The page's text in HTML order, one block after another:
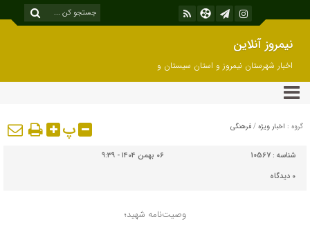
نیمروز آنلاین
اخبار شهرستان نیمروز و استان سیستان و
بلوچستان
گروه : اخبار ویژه / فرهنگی پ
شناسه : 10567
۰۶ بهمن ۱۴۰۴ - ۹:۳۹
۰ دیدگاه
وصیت‌نامه شهید؛